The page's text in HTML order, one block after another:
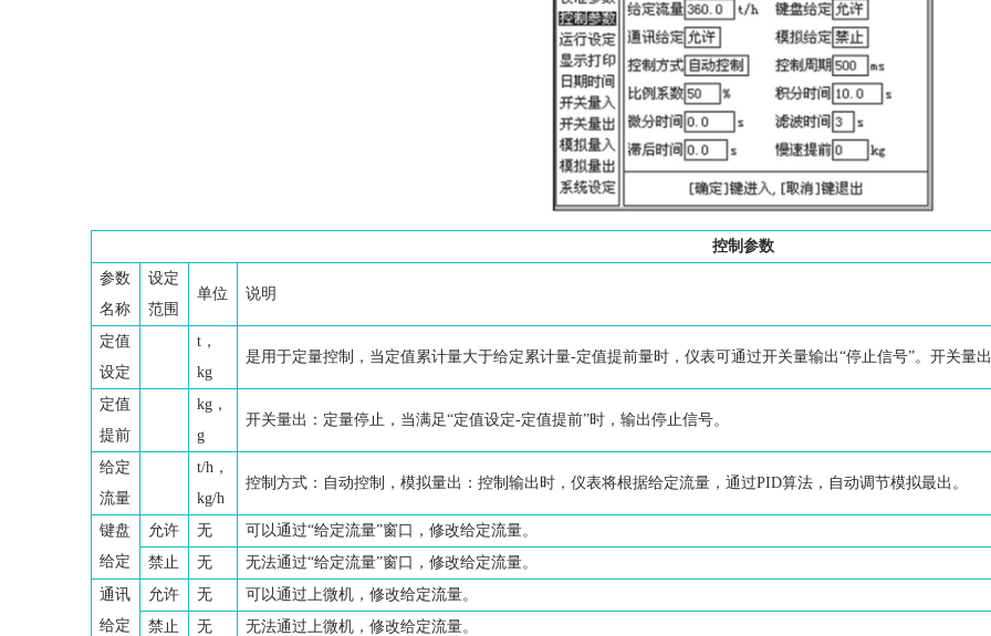
控制参数
参数
名称
设定
范围
单位 说明
定值
设定
t，
kg
是用于定量控制，当定值累计量大于给定累计量-定值提前量时，仪表可通过开关量输出“停止信号”。开关量
定值
提前
kg，
g
开关量出：定量停止，当满足“定值设定-定值提前”时，输出停止信号。
给定
流量
t/h，
kg/h
控制方式：自动控制，模拟量出：控制输出时，仪表将根据给定流量，通过PID算法，自动调节模拟最出。
键盘
给定
允许 无
可以通过“给定流量”窗口，修改给定流量。
禁止
无
无法通过“给定流量”窗口，修改给定流量。
通讯
给定
允许 无
可以通过上微机，修改给定流量。
禁止
无 无法通过上微机，修改给定流量。